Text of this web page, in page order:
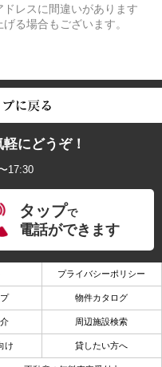
レスに間違いがあります
る場合もございます。
にどうぞ！
17:30
タップで
電話ができます
プライバシーポリシー
物件カタログ
周辺施設検索
け 貸したい方へ